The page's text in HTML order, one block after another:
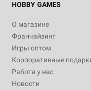
HOBBY GAMES
О магазине
Франчайзинг
Игры оптом
Корпоративные
Работа у нас
Новости